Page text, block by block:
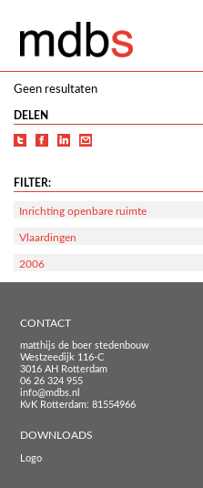
Geen resultaten
DELEN
FILTER:
Inrichting openbare ruimte
Vlaardingen
2006
CONTACT
matthijs de boer stedenbouw
Westzeedijk 116-C
3016 AH Rotterdam
06 26 324 955
info@mdbs.nl
KvK Rotterdam: 81554966
DOWNLOADS
Logo